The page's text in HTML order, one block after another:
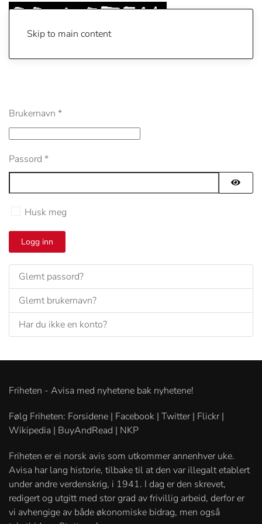
Skip to main content
Brukernavn *
Passord *
Husk meg
Logg inn
Glemt passord?
Glemt brukernavn?
Har du ikke en konto?
Friheten - Avisa med nyhetene bak nyhetene!
Følg Friheten: Forsidene | Facebook | Twitter | Flickr |
Wikipedia | BuyAndRead | NKP
Friheten er ei norsk avis som utkommer annenhver uke.
Avisa har lang historie, tilbake til at den var illegalt etablert
under andre verdenskrig, i 1941. I dag er den skrevet,
redigert og utgitt med stor grad av frivillig arbeid, derfor er
vi avhengige av både økonomiske bidrag, men også